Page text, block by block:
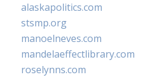
alaskapolitics.com
stsmp.org
manoelneves.com
mandelaeffectlibrary.com
roselynns.com